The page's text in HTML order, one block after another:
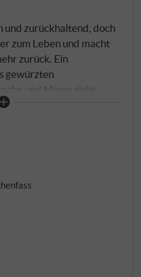
und zurückhaltend, doch
zum Leben und macht
zurück. Ein
gewürzten
und Minze zieht
sich Noten von
mit fleischigen
die den
beruhigenden
ein komplexes Netz aus
fest. Die lebendige
seiner Struktur frisch
mit schönem